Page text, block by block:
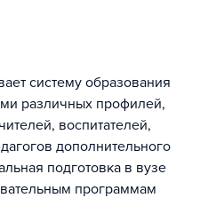
систему образования
различных профилей,
воспитателей,
дополнительного
подготовка в вузе
программам